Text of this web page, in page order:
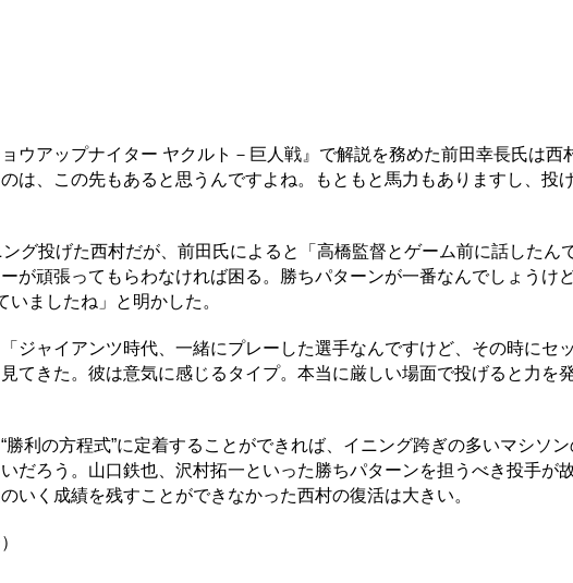
ウアップナイター ヤクルト－巨人戦』で解説を務めた前田幸長氏は西
は、この先もあると思うんですよね。もともと馬力もありますし、投
グ投げた西村だが、前田氏によると「高橋監督とゲーム前に話したん
が頑張ってもらわなければ困る。勝ちパターンが一番なんでしょうけ
ましたね」と明かした。
ジャイアンツ時代、一緒にプレーした選手なんですけど、その時にセ
てきた。彼は意気に感じるタイプ。本当に厳しい場面で投げると力を
利の方程式”に定着することができれば、イニング跨ぎの多いマシソ
だろう。山口鉄也、沢村拓一といった勝ちパターンを担うべき投手が
いく成績を残すことができなかった西村の復活は大きい。